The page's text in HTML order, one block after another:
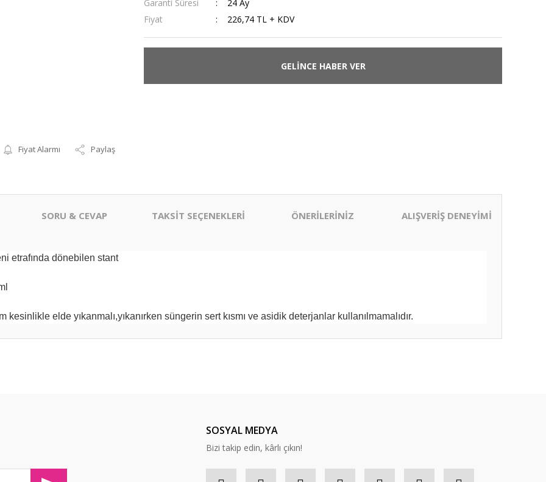
Fiyat Alarmı Paylaş
Garanti Süresi
24 Ay
Fiyat
226,74 TL + KDV
GELİNCE HABER VER
SORU & CEVAP TAKSİT SEÇENEKLERİ ÖNERİLERİNİZ ALIŞVERİŞ DENEYİMİ
etrafında dönebilen stant
ml
kesinlikle elde yıkanmalı,yıkanırken süngerin sert kısmı ve asidik deterjanlar kullanılmamalıdır.
iletişim kurabileceğininiz
SOSYAL MEDYA
Bizi takip edin, kârlı çıkın!